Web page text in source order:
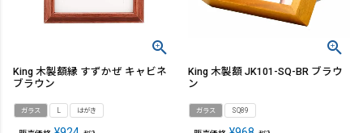
King 木製額縁 すずかぜ キャビネ
ブラウン
ガラス L はがき
King 木製額 JK101-SQ-BR ブラウ
ン
ガラス SQ89